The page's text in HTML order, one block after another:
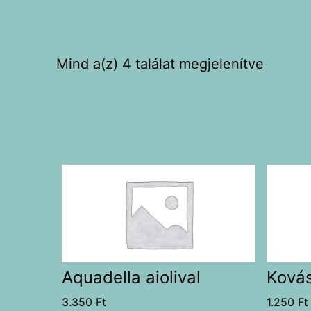
Mind a(z) 4 találat megjelenítve
Aquadella aiolival
3.350 Ft 1.250 Ft